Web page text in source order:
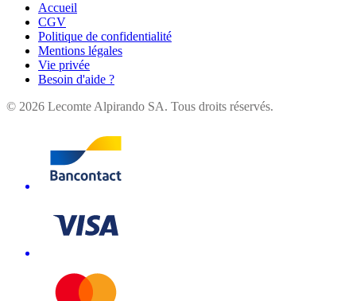
Accueil
CGV
Politique de confidentialité
Mentions légales
Vie privée
Besoin d'aide ?
© 2026 Lecomte Alpirando SA. Tous droits réservés.